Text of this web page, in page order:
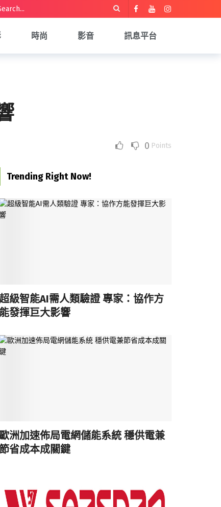
時尚 影音 訊息平台
0 Points
Trending Right Now!
級智能AI需人類驗證 專家：協作方
能發揮巨大影響
洲加速佈局電網儲能系統 穩供電兼
節省成本成關鍵